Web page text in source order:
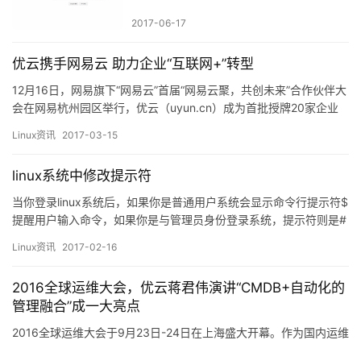
2017-06-17
优云携手网易云 助力企业“互联网+”转型
12月16日，网易旗下“网易云”首届“网易云聚，共创未来”合作伙伴大
会在网易杭州园区举行，优云（uyun.cn）成为首批授牌20家企业
优云软件运营经理 柴勇 现场签署合作伙伴协议 会上，网易杭州研究
训体系+服务体系”的网易云三大核心竞争力，…
Linux资讯 2017-03-15
linux系统中修改提示符
当你登录linux系统后，如果你是普通用户系统会显示命令行提示符$
提醒用户输入命令，如果你是与管理员身份登录系统，提示符则是#
户名，localhost 是主机名的简称，~ 是当前工作目录的基名，其实
Linux资讯 2017-02-16
2016全球运维大会，优云蒋君伟演讲“CMDB+自动化的
管理融合”成一大亮点
2016全球运维大会于9月23日-24日在上海盛大开幕。作为国内运维